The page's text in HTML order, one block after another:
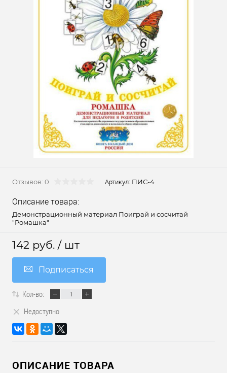
Отзывов: 0 Артикул: ПИС-4
Описание товара:
Демонстрационный материал Поиграй и сосчитай
"Ромашка"
142 руб. / шт
Подписаться
Кол-во:
Недоступно
ОПИСАНИЕ ТОВАРА